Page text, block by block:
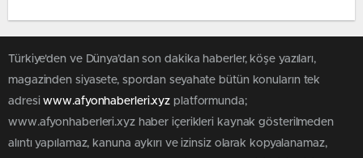
Türkiye'den ve Dünya’dan son dakika haberler, köşe yazıları,
magazinden siyasete, spordan seyahate bütün konuların tek
adresiwww.afyonhaberleri.xyz platformunda;
www.afyonhaberleri.xyz haber içerikleri kaynak gösterilmeden
alıntı yapılamaz, kanuna aykırı ve izinsiz olarak kopyalanamaz,